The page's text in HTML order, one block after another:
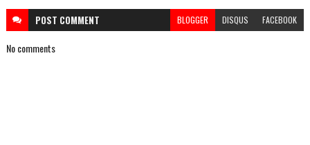
POST COMMENT BLOGGER DISQUS FACEBOOK
No comments